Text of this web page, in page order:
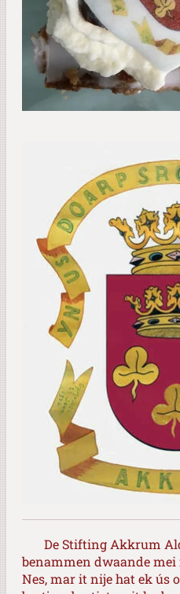
De Stifting Akkrum
benammen dwaande
Nes, mar it nije hat ek ús